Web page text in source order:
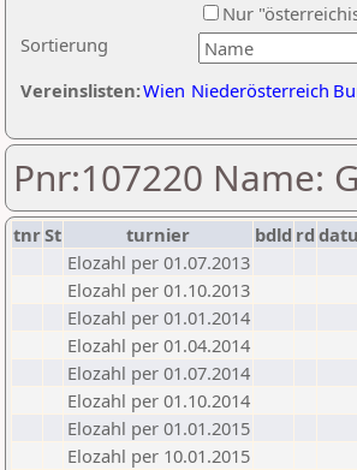
Sortierung
Nur
Vereinslisten:Wien Niederösterreich
Pnr:107220 Name:
tnrSt turnier bdld rd
Elozahl per 01.07.2013
Elozahl per 01.10.2013
Elozahl per 01.01.2014
Elozahl per 01.04.2014
Elozahl per 01.07.2014
Elozahl per 01.10.2014
Elozahl per 01.01.2015
Elozahl per 10.01.2015